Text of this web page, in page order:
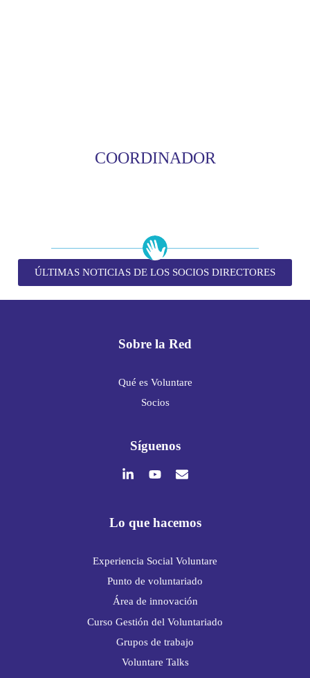
COORDINADOR
ÚLTIMAS NOTICIAS DE LOS SOCIOS DIRECTORES
Sobre la Red
Qué es Voluntare
Socios
Síguenos
Lo que hacemos
Experiencia Social Voluntare
Punto de voluntariado
Área de innovación
Curso Gestión del Voluntariado
Grupos de trabajo
Voluntare Talks